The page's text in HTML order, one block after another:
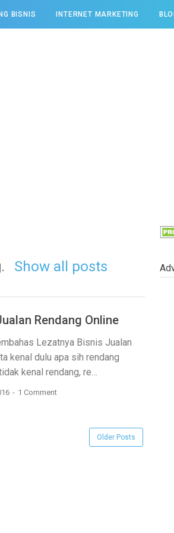
BISNIS INTERNET MARKETING
. Show all posts
Rendang Online
Lezatnya Bisnis Jualan
kenal dulu apa sih rendang
kenal rendang, re…
1 Comment
Older Posts